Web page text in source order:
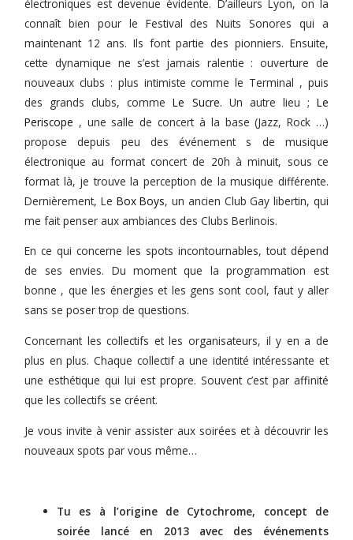
électroniques est devenue évidente. D’ailleurs Lyon, on la
connaît bien pour le Festival des Nuits Sonores qui a
maintenant 12 ans. Ils font partie des pionniers. Ensuite,
cette dynamique ne s’est jamais ralentie : ouverture de
nouveaux clubs : plus intimiste comme le Terminal , puis
des grands clubs, commeLe Sucre. Un autre lieu ; Le
Periscope , une salle de concert à la base (Jazz, Rock …)
propose depuis peu des événement s de musique
électronique au format concert de 20h à minuit, sous ce
format là, je trouve la perception de la musique différente.
Dernièrement, Le Box Boys, un ancien Club Gay libertin, qui
me fait penser aux ambiances des Clubs Berlinois.
En ce qui concerne les spots incontournables, tout dépend
de ses envies. Du moment que la programmation est
bonne , que les énergies et les gens sont cool, faut y aller
sans se poser trop de questions.
Concernant les collectifs et les organisateurs, il y en a de
plus en plus. Chaque collectif a une identité intéressante et
une esthétique qui lui est propre. Souvent c’est par affinité
que les collectifs se créent.
Je vous invite à venir assister aux soirées et à découvrir les
nouveaux spots par vous même…
Tu es à l’origine de Cytochrome, concept de
soirée lancé en 2013 avec des événements